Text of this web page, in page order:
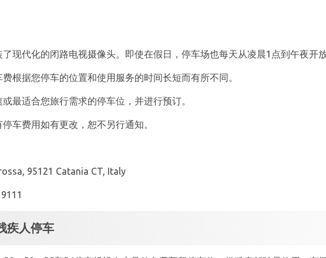
现代化的闭路电视摄像头。即使在假日，停车场也每天从凌晨1点到午夜开
根据您停车的位置和使用服务的时间长短而有所不同。
最适合您旅行需求的停车位，并进行预订。
车费用如有更改，恕不另行通知。
95121 Catania CT, Italy
疾人停车